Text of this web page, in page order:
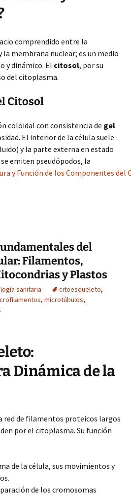
comprendido entre la
membrana nuclear; es un medio
y dinámico. El citosol, por su
del citoplasma.
Citosol
coloidal con consistencia de gel
El interior de la célula suele
y la parte externa en estado
emiten pseudópodos, la
y Función de los Componentes del
del
Filamentos,
y Plastos
sanitaria citoesqueleto,
, microtúbulos,
Dinámica de la
red de filamentos proteicos largos
por el citoplasma. Su función
de la célula, sus movimientos y
de los cromosomas